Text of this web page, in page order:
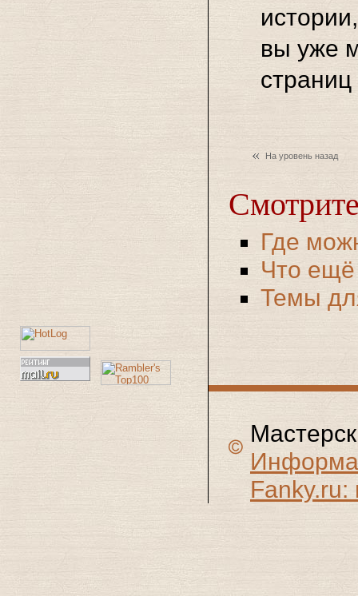
вы уже
страниц
На уровень назад
Где
Что ещё
Темы
Fanky.ru: